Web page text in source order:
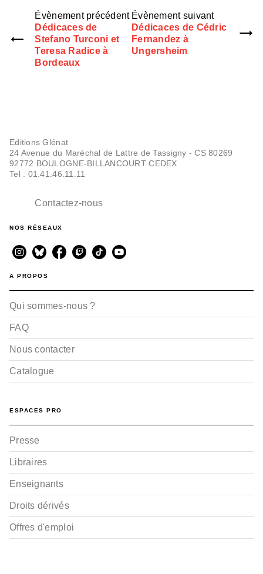
Évènement précédent
Dédicaces de
Stefano Turconi et
Teresa Radice à
Bordeaux
Évènement suivant
Dédicaces de Cédric
Fernandez à
Ungersheim
Editions Glénat
24 Avenue du Maréchal de Lattre de Tassigny - CS 80269
92772 BOULOGNE-BILLANCOURT CEDEX
Tel : 01.41.46.11.11
Contactez-nous
NOS RÉSEAUX
A PROPOS
Qui sommes-nous ?
FAQ
Nous contacter
Catalogue
ESPACES PRO
Presse
Libraires
Enseignants
Droits dérivés
Offres d'emploi